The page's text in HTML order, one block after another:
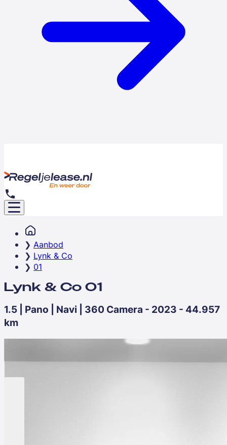
Aanbod
Lynk & Co
01
Lynk & Co 01
1.5 | Pano | Navi | 360 Camera - 2023 - 44.957
km